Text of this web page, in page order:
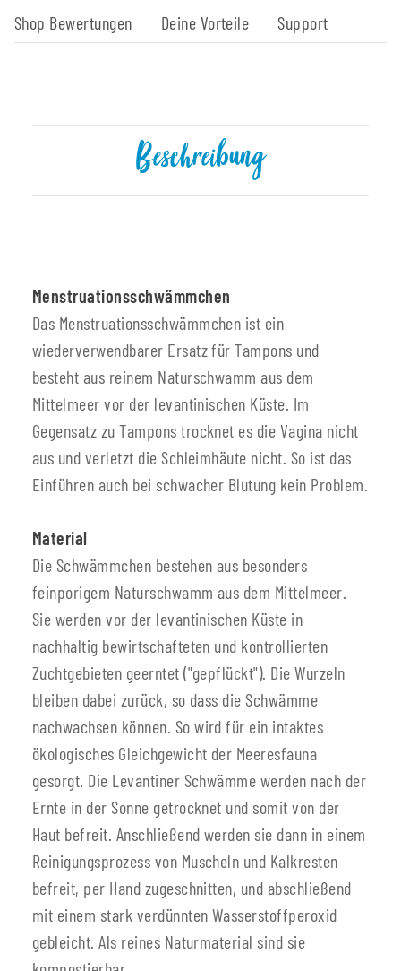
Shop Bewertungen
Deine Vorteile Support
Beschreibung
Menstruationsschwämmchen
Das Menstruationsschwämmchen ist ein
wiederverwendbarer Ersatz für Tampons und
besteht aus reinem Naturschwamm aus dem
Mittelmeer vor der levantinischen Küste. Im
Gegensatz zu Tampons trocknet es die Vagina nicht
aus und verletzt die Schleimhäute nicht. So ist das
Einführen auch bei schwacher Blutung kein Problem.
Material
Die Schwämmchen bestehen aus besonders
feinporigem Naturschwamm aus dem Mittelmeer.
Sie werden vor der levantinischen Küste in
nachhaltig bewirtschafteten und kontrollierten
Zuchtgebieten geerntet ("gepflückt"). Die Wurzeln
bleiben dabei zurück, so dass die Schwämme
nachwachsen können. So wird für ein intaktes
ökologisches Gleichgewicht der Meeresfauna
gesorgt. Die Levantiner Schwämme werden nach der
Ernte in der Sonne getrocknet und somit von der
Haut befreit. Anschließend werden sie dann in einem
Reinigungsprozess von Muscheln und Kalkresten
befreit, per Hand zugeschnitten, und abschließend
mit einem stark verdünnten Wasserstoffperoxid
gebleicht. Als reines Naturmaterial sind sie